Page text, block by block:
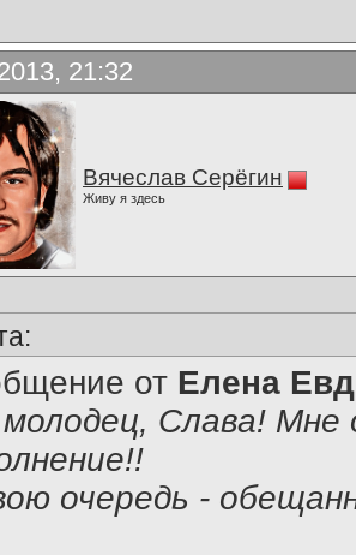
21:32
Вячеслав Серёгин
Живу я здесь
от Елена
Слава! Мне
очередь -